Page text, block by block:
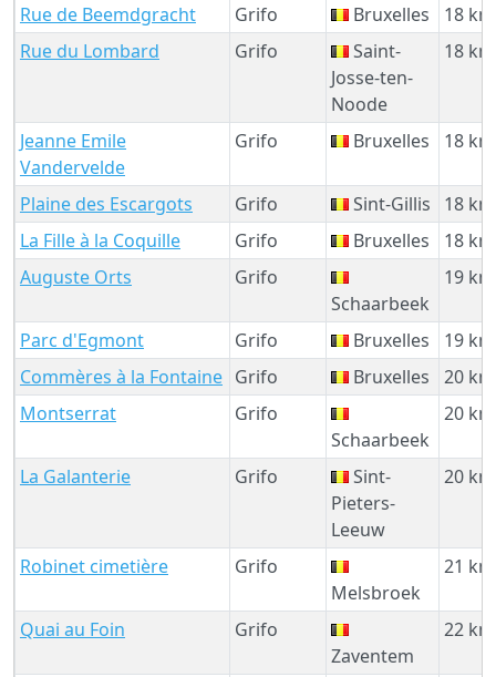
Rue de Beemdgracht
Grifo Bruxelles
18 km
Rue du Lombard
Grifo
Saint-
Josse-ten-
Noode
18 km
Jeanne Emile
Vandervelde
Grifo Bruxelles 18 km
Plaine des Escargots Grifo Sint-Gillis
18 km
La Fille à la Coquille
Grifo Bruxelles
18 km
Auguste Orts
Grifo
Schaarbeek
19 km
Parc d'Egmont Grifo Bruxelles
19 km
Commères à la Fontaine Grifo Bruxelles
20 km
Montserrat
Grifo
Schaarbeek
20 km
La Galanterie Grifo
Sint-
Pieters-
Leeuw
20 km
Robinet cimetière
Grifo
Melsbroek
21 km
Quai au Foin
Grifo
Zaventem
22 km